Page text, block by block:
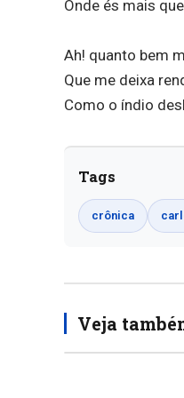
Onde és mais
Ah! quanto bem
Que me deixa
Como o índio
Tags
crônica
Veja